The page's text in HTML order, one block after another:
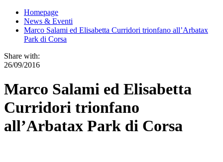
Homepage
News & Eventi
Marco Salami ed Elisabetta Curridori trionfano all’Arbatax
Park di Corsa
Share with:
26/09/2016
Marco Salami ed Elisabetta
Curridori trionfano
all’Arbatax Park di Corsa